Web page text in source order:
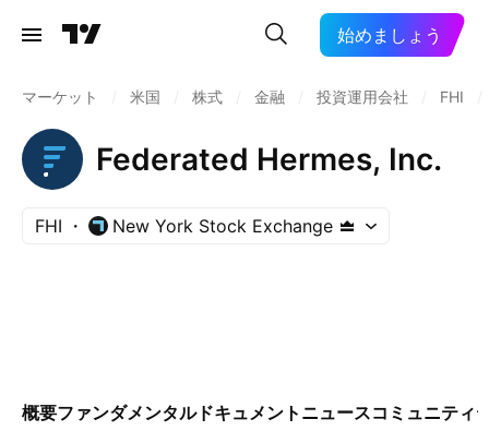
始めましょう
マーケット 米国 株式 金融 投資運用会社 FHI
Federated Hermes, Inc.
FHI New York Stock Exchange
概要ファンダメンタルドキュメント ニュースコミュニティ